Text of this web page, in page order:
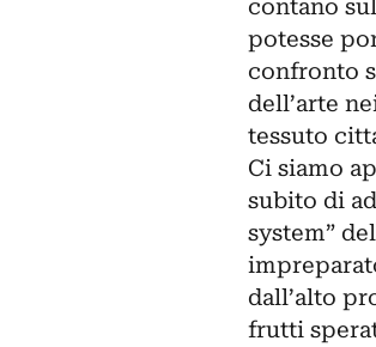
contano
potesse
confronto
dell’arte
tessuto
Ci siamo
subito di
system”
dall’alto
frutti